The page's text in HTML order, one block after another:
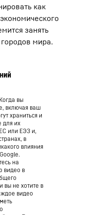
как
занять
мира.
вы
включая ваш
храниться и
для их
или ЕЭЗ и,
в
влияния
на
видео в
вы не хотите в
видео